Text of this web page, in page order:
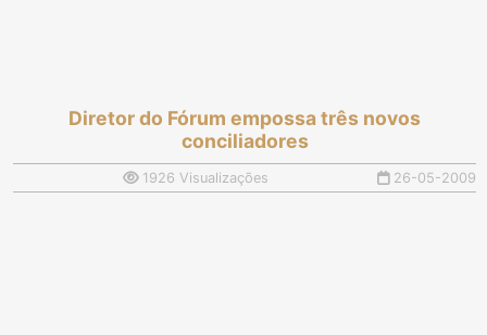
Diretor do Fórum empossa três novos
conciliadores
1926 Visualizações 26-05-2009